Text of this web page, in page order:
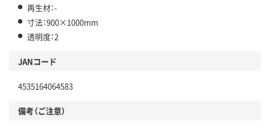
再生材：-
寸法：900×1000mm
透明度：2
JANコード
4535164064583
備考（ご注意）